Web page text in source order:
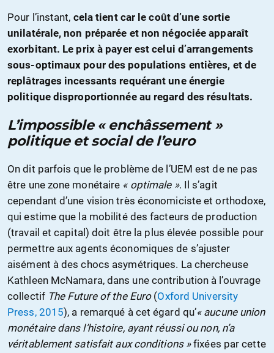
Pour l’instant, cela tient car le coût d’une sortie
unilatérale, non préparée et non négociée apparaît
exorbitant. Le prix à payer est celui d’arrangements
sous-optimaux pour des populations entières, et de
replâtrages incessants requérant une énergie
politique disproportionnée au regard des résultats.
L’impossible « enchâssement »
politique et social de l’euro
On dit parfois que le problème de l’UEM est de ne pas
être une zone monétaire « optimale ». Il s’agit
cependant d’une vision très économiciste et orthodoxe,
qui estime que la mobilité des facteurs de production
(travail et capital) doit être la plus élevée possible pour
permettre aux agents économiques de s’ajuster
aisément à des chocs asymétriques. La chercheuse
Kathleen McNamara, dans une contribution à l’ouvrage
collectif The Future of the Euro(Oxford University
Press, 2015), a remarqué à cet égard qu’« aucune union
monétaire dans l’histoire, ayant réussi ou non, n’a
véritablement satisfait aux conditions »fixées par cette